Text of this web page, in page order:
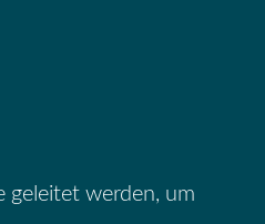
geleitet werden, um